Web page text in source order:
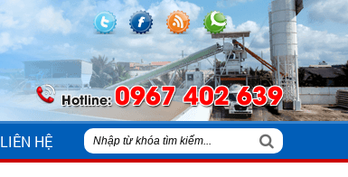
Hotline:0967 402 639
LIÊN HỆ